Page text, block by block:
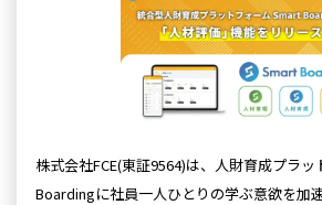
株式会社FCE(東証9564)は、人財育成プラ
Boardingに社員一人ひとりの学ぶ意欲を加